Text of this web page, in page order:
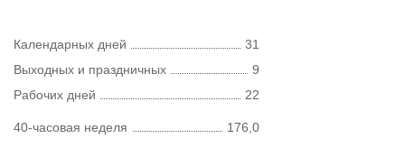
Календарных дней
31
Выходных и праздничных
9
Рабочих дней
22
40-часовая неделя
176,0